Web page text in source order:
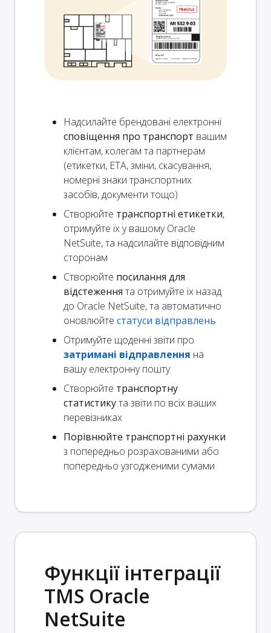
Надсилайте брендовані електронні
сповіщення про транспорт вашим
клієнтам, колегам та партнерам
(етикетки, ETA, зміни, скасування,
номерні знаки транспортних
засобів, документи тощо)
Створюйте транспортні етикетки,
отримуйте їх у вашому Oracle
NetSuite, та надсилайте відповідним
сторонам
Створюйте посилання для
відстеження та отримуйте їх назад
до Oracle NetSuite, та автоматично
оновлюйте статуси відправлень
Отримуйте щоденні звіти про
затримані відправлення на
вашу електронну пошту
Створюйте транспортну
статистикута звіти по всіх ваших
перевізниках
Порівнюйте транспортні рахунки
з попередньо розрахованими або
попередньо узгодженими сумами
Функції інтеграції
TMS Oracle
NetSuite